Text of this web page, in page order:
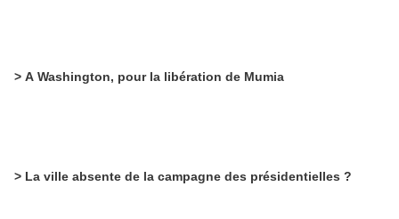
> A Washington, pour la libération de Mumia
> La ville absente de la campagne des présidentielles ?